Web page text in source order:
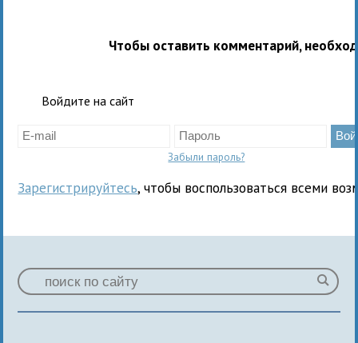
Чтобы оставить комментарий,
Войдите на сайт
Забыли пароль?
Зарегистрируйтесь, чтобы воспользоваться всеми